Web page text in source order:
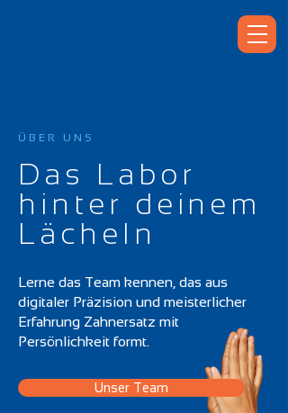
ÜBER UNS
Das Labor
hinter deinem
Lächeln
Unser Team
Lerne das Team kennen, das aus
digitaler Präzision und meisterlicher
Erfahrung Zahnersatz mit
Persönlichkeit formt.